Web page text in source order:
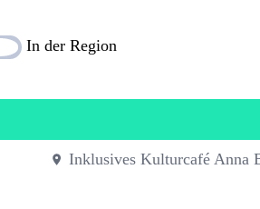
In der Region
Inklusives Kulturcafé Anna